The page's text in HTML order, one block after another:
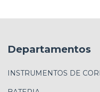
Departamentos
INSTRUMENTOS DE